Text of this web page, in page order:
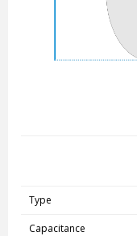
Type
Capacitance